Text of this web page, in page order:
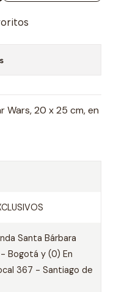
20 x 25 cm, en
Santa Bárbara
Bogotá y (0) En
367 - Santiago de